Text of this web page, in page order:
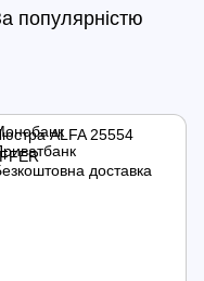
популярністю